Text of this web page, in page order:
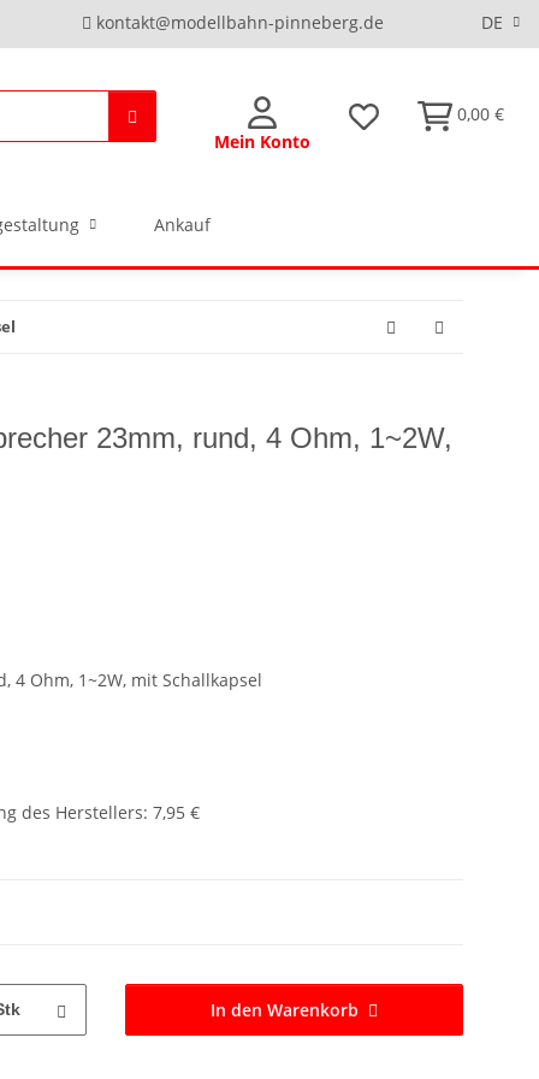
DE
kontakt@modellbahn-pinneberg.de
Mein Konto
0,00 €
Ankauf
23mm, rund, 4 Ohm, 1~2W,
4 Ohm, 1~2W, mit Schallkapsel
des Herstellers: 7,95 €
In den Warenkorb